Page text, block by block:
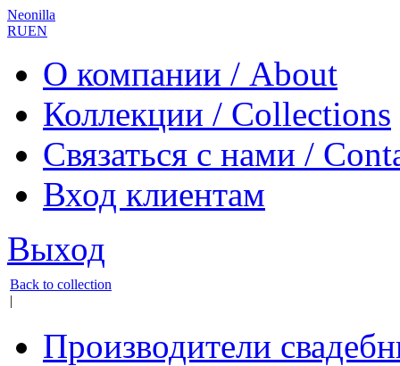
Neonilla
RUEN
О компании / About
Коллекции / Collections
Связаться с нами /
Вход клиентам
Выход
Back to collection
|
Производители